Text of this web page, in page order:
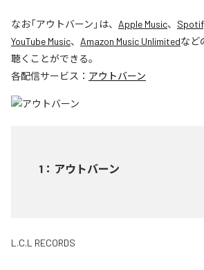
なお「アウトバーン 」は、 Apple Music、
YouTube Music、 Amazon Music Unlimitedなど
聴くことができる。
各配信サービス： アウトバーン
1 ： アウトバーン
L.C.L RECORDS